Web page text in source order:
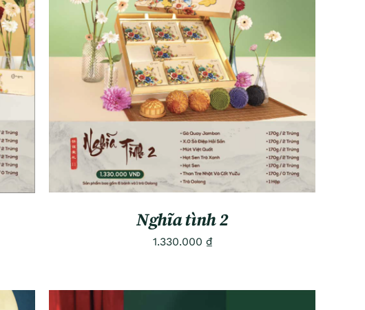
ADD TO CART / QUICK VIEW
Nghĩa tình 2
1.330.000 ₫